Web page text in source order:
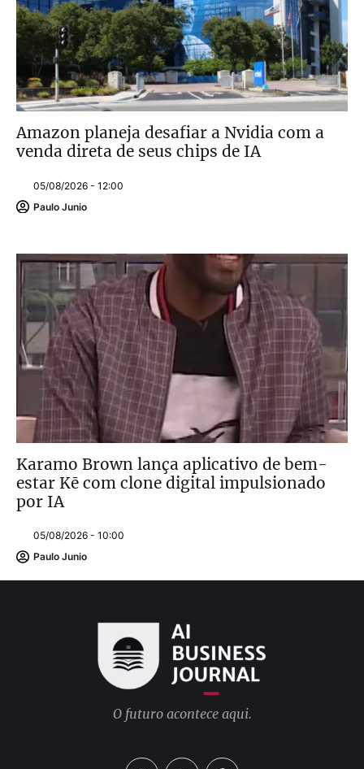
Amazon planeja desafiar a Nvidia com a
venda direta de seus chips de IA
05/08/2026 - 12:00
Paulo Junio
Karamo Brown lança aplicativo de bem-
estar Kē com clone digital impulsionado
por IA
05/08/2026 - 10:00
Paulo Junio
O futuro acontece aqui.